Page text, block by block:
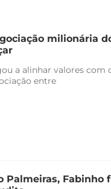
milionária
a alinhar valores com
entre
Palmeiras,